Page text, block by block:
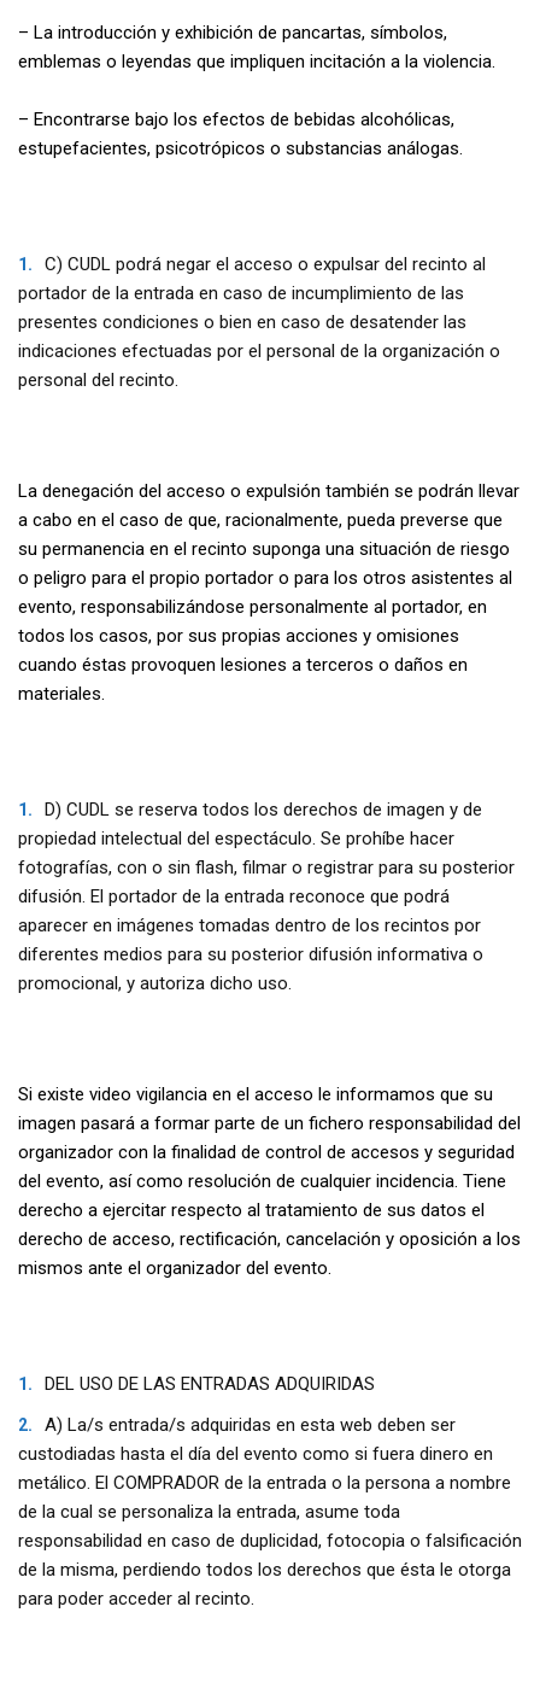
– La introducción y exhibición de pancartas, símbolos,
emblemas o leyendas que impliquen incitación a la violencia.
– Encontrarse bajo los efectos de bebidas alcohólicas,
estupefacientes, psicotrópicos o substancias análogas.
C) CUDL podrá negar el acceso o expulsar del recinto al
portador de la entrada en caso de incumplimiento de las
presentes condiciones o bien en caso de desatender las
indicaciones efectuadas por el personal de la organización o
personal del recinto.
La denegación del acceso o expulsión también se podrán llevar
a cabo en el caso de que, racionalmente, pueda preverse que
su permanencia en el recinto suponga una situación de riesgo
o peligro para el propio portador o para los otros asistentes al
evento, responsabilizándose personalmente al portador, en
todos los casos, por sus propias acciones y omisiones
cuando éstas provoquen lesiones a terceros o daños en
materiales.
D) CUDL se reserva todos los derechos de imagen y de
propiedad intelectual del espectáculo. Se prohíbe hacer
fotografías, con o sin flash, filmar o registrar para su posterior
difusión. El portador de la entrada reconoce que podrá
aparecer en imágenes tomadas dentro de los recintos por
diferentes medios para su posterior difusión informativa o
promocional, y autoriza dicho uso.
Si existe video vigilancia en el acceso le informamos que su
imagen pasará a formar parte de un fichero responsabilidad del
organizador con la finalidad de control de accesos y seguridad
del evento, así como resolución de cualquier incidencia. Tiene
derecho a ejercitar respecto al tratamiento de sus datos el
derecho de acceso, rectificación, cancelación y oposición a los
mismos ante el organizador del evento.
DEL USO DE LAS ENTRADAS ADQUIRIDAS
A) La/s entrada/s adquiridas en esta web deben ser
custodiadas hasta el día del evento como si fuera dinero en
metálico. El COMPRADOR de la entrada o la persona a nombre
de la cual se personaliza la entrada, asume toda
responsabilidad en caso de duplicidad, fotocopia o falsificación
de la misma, perdiendo todos los derechos que ésta le otorga
para poder acceder al recinto.